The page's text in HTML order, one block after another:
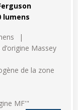
lumens
Massey
de la zone
MF'"